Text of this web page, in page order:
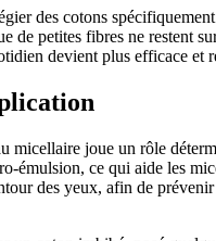
des cotons
de petites fibres ne restent
devient plus efficace
micellaire joue un rôle
émulsion, ce qui aide les
des yeux, afin de